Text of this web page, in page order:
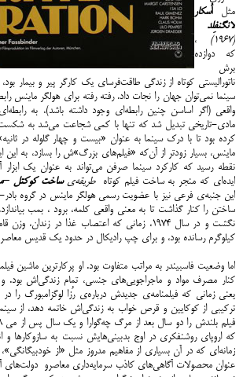
مثلاُسکار
لانگنفِلد
(1967)
،
که دوازده
برش
ناتورالیستی کوتاه از زندگی طاقت‌فرسای یک کارگر پیر و بیمار
سینما نمی‌توان جهان را نجات داد. رفته رفته برای هولگر ماینس
واقعی (اگر اساسن چنین رابطه‌ای وجود داشته باشد)، به
مادی-تاریخی تبدیل شد که تنها با کمی شجاعت می‌شد به شکست
کرده بود تا با درک سینما به عنوان «بیست و چهار گلوله در
ماینس، بسیار زودتر از آن‌‌که «فیلم‌های بزرگ»ش را بسازد، به این
نقطه رسید که کارکرد سینما صرفن می‌تواند به عنوان یک
ایده‌ای که منجر به ساخت فیلم کوتاهطریقه‌یساخت کوکتل –
این جنبه‌ی فرعی نیز با عضویت رسمی هولگر ماینس در گروه
ساختن را کنار گذاشت تا به معنی واقعی کلمه، برود ، بمب
نگشت و در سال 1974، زمانی که اعتصاب غذا در
کیلوگرم رسانده بود، و برای چپ رادیکال در حدود یک قدیس
اما وضعیت فاسبیندر به مراتب متفاوت بود. او پرکارترین ماشین
کنار مصرف مواد و ماجراجویی‌های جنسی، تمام زندگی‌اش بود.
یعنی زمانی که فیلمنامه‌ی جدیدش درباره‌ی رُزا لوگزامبورگ را
ترکیبی از کوکایین و قرص خواب به زندگی‌اش خاتمه دهد، از
که اروپای روشنفکری در اوج بدبینی‌هایش نسبت به سازوکارها و
زمانه‌ای که در آن بسیاری از مفاهیم مدروز مثل «از
عنوان محصولات آگاهی‌های کاذب سرمایه‌داری معاصرو